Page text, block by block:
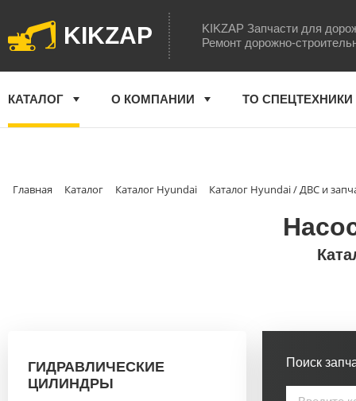
KIKZAP
KIKZAP Запчасти для
Ремонт дорожно-
КАТАЛОГ О КОМПАНИИ ТО СПЕЦТЕХНИКИ
Главная Каталог Каталог Hyundai Каталог Hyundai / ДВС и
ГИДРАВЛИЧЕСКИЕ
ЦИЛИНДРЫ
Поиск